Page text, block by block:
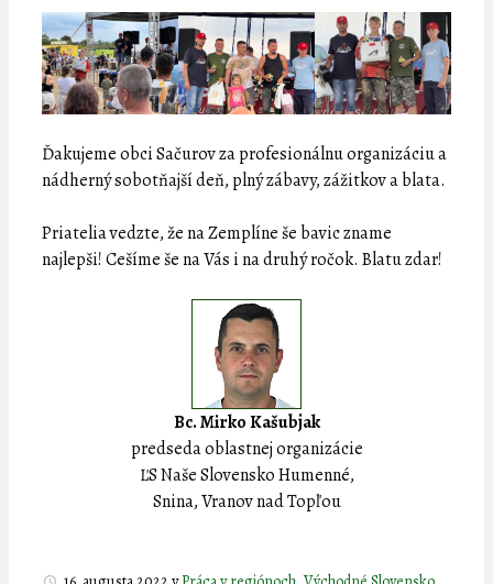
Ďakujeme obci Sačurov za profesionálnu organizáciu a
nádherný sobotňajší deň, plný zábavy, zážitkov a blata.
Priatelia vedzte, že na Zemplíne še bavic zname
najlepši! Cešíme še na Vás i na druhý ročok. Blatu zdar!
Bc. Mirko Kašubjak
predseda oblastnej organizácie
ĽS Naše Slovensko Humenné,
Snina, Vranov nad Topľou